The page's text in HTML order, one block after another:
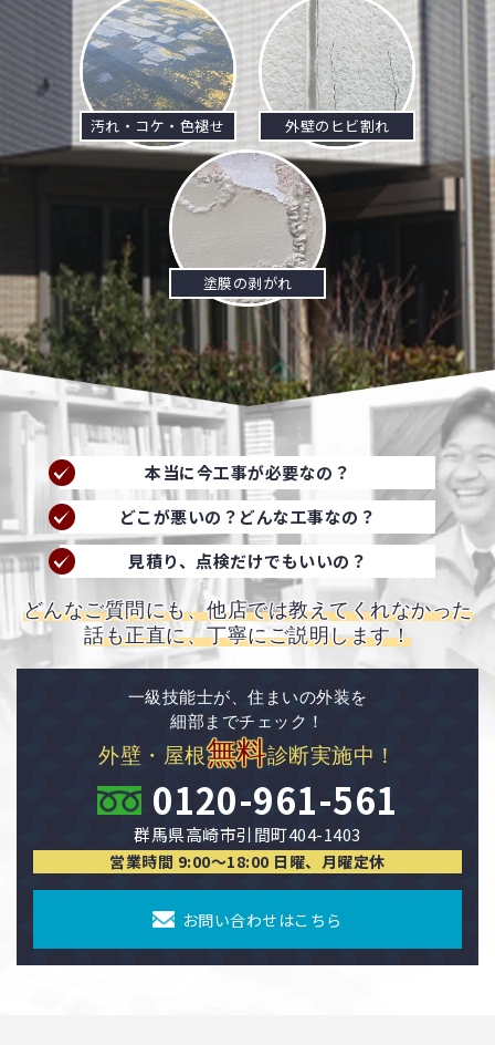
汚れ・コケ・色褪せ 外壁のヒビ割れ
塗膜の剥がれ
本当に今工事が必要なの？
どこが悪いの？どんな工事なの？
見積り、点検だけでもいいの？
どんなご質問にも、他店では教えてくれなかった
話も正直に、丁寧にご説明します！
一級技能士が、住まいの外装を
細部までチェック！
外壁・屋根無料診断実施中！
0120-961-561
群馬県高崎市引間町404-1403
営業時間 9:00〜18:00 日曜、月曜定休
お問い合わせはこちら